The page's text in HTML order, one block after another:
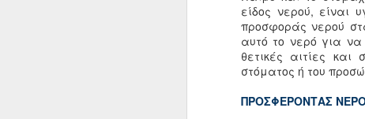
είδος νερού, είναι
προσφοράς νερού
αυτό το νερό για
θετικές αιτίες
στόματος ή του
ΠΡΟΣΦΕΡΟΝΤΑΣ